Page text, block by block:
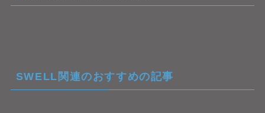
SWELL関連のおすすめの記事